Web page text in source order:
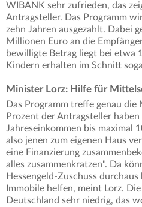
WIBANK sehr zufrieden, das
Antragsteller. Das Programm
zehn Jahren ausgezahlt. Dabei
Millionen Euro an die
bewilligte Betrag liegt bei etwa
Kindern erhalten im Schnitt
Minister Lorz: Hilfe für
Das Programm treffe genau
Prozent der Antragsteller
Jahreseinkommen bis maximal
also jenen zum eigenen Haus
eine Finanzierung
alles zusammenkratzen". Da
Hessengeld-Zuschuss
Immobile helfen, meint Lorz.
Deutschland sehr niedrig, das